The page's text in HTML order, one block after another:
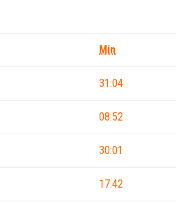
Min
31:04
08:52
30:01
17:42